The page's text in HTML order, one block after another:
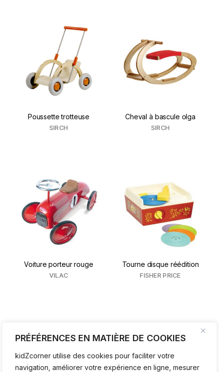
PRÉFÉRENCES EN MATIÈRE DE COOKIES
kidZcorner utilise des cookies pour faciliter votre
navigation, améliorer votre expérience en ligne, mesurer
Poussette trotteuse
SIRCH
Cheval à bascule olga
SIRCH
Voiture porteur rouge
VILAC
Tourne disque réédition
FISHER PRICE